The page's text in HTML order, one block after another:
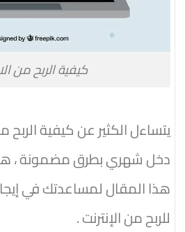
كيفية الربح من
يتساءل الكثير عن كيفية الربح
دخل شهري بطرق مضمونة ،
هذا المقال لمساعدتك في
للربح من الإنترنت .